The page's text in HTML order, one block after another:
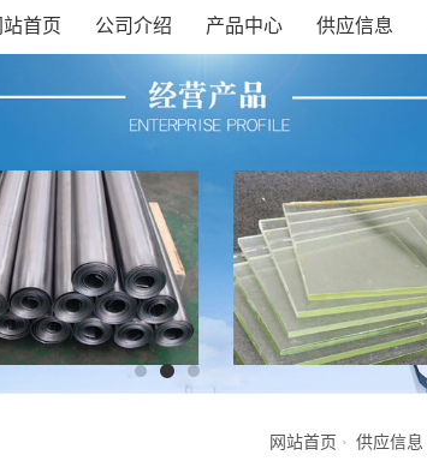
首页 公司介绍 产品中心 供应信息
网站首页 供应信息